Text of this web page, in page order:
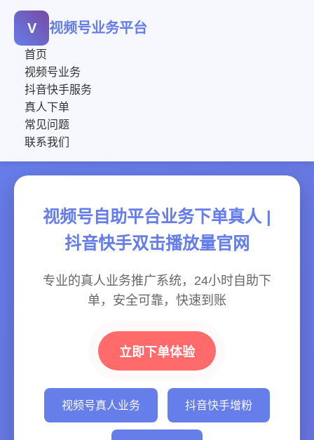
V 视频号业务平台
首页
视频号业务
抖音快手服务
真人下单
常见问题
联系我们
视频号自助平台业务下单真人 |
抖音快手双击播放量官网
专业的真人业务推广系统，24小时自助下
单，安全可靠，快速到账
立即下单体验
视频号真人业务 抖音快手增粉